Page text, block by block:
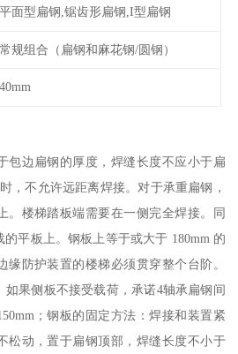
平面型扁钢,锯齿形扁钢,I型扁钢
常规组合（扁钢和麻花钢/圆钢）
40mm
包边扁钢的厚度，焊缝长度不应小于扁
，不允许远距离焊接。对于承重扁钢，
。楼梯踏板端需要在一侧完全焊接。同
平板上。钢板上等于或大于 180mm 的
缘防护装置的楼梯必须贯穿整个台阶。
果侧板不接受载荷，承诺4轴承扁钢间
；钢板的固定方法：焊接和装置紧
松动，置于扁钢顶部，焊缝长度不小于